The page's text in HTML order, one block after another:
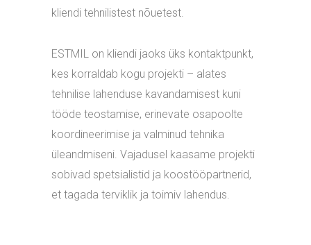
kliendi tehnilistest nõuetest.
ESTMIL on kliendi jaoks üks kontaktpunkt,
kes korraldab kogu projekti – alates
tehnilise lahenduse kavandamisest kuni
tööde teostamise, erinevate osapoolte
koordineerimise ja valminud tehnika
üleandmiseni. Vajadusel kaasame projekti
sobivad spetsialistid ja koostööpartnerid,
et tagada terviklik ja toimiv lahendus.